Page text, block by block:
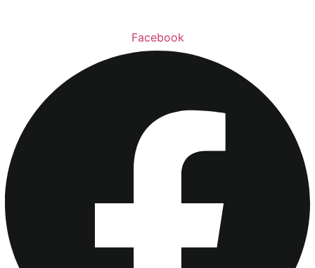
Facebook